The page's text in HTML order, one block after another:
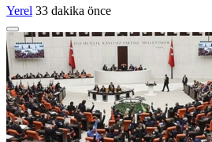
Yerel 33 dakika önce